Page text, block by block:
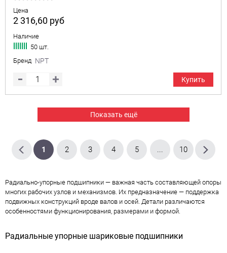
Цена
2 316,60 руб
Наличие
50 шт.
Бренд NPT
Купить
Показать ещё
1 2 3 4 5 ... 10
Радиально-упорные подшипники — важная часть составляющей опоры
многих рабочих узлов и механизмов. Их предназначение — поддержка
подвижных конструкций вроде валов и осей. Детали различаются
особенностями функционирования, размерами и формой.
Радиальные упорные шариковые подшипники